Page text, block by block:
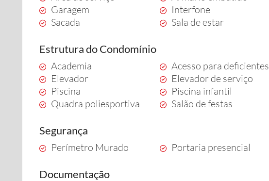
Garagem
Interfone
Sacada
Sala de estar
Estrutura do Condomínio
Academia Acesso para deficientes
Elevador
Elevador de serviço
Piscina
Piscina infantil
Quadra poliesportiva
Salão de festas
Segurança
Perímetro Murado Portaria presencial
Documentação